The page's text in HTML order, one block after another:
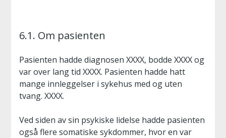
6.1. Om pasienten
Pasienten hadde diagnosen XXXX, bodde XXXX og
var over lang tid XXXX. Pasienten hadde hatt
mange innleggelser i sykehus med og uten
tvang. XXXX.
Ved siden av sin psykiske lidelse hadde pasienten
også flere somatiske sykdommer, hvor en var